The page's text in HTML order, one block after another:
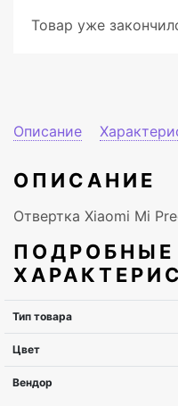
Товар уже
Описание
ОПИСАНИЕ
Отвертка Xiaomi Mi
ПОДРОБНЫЕ